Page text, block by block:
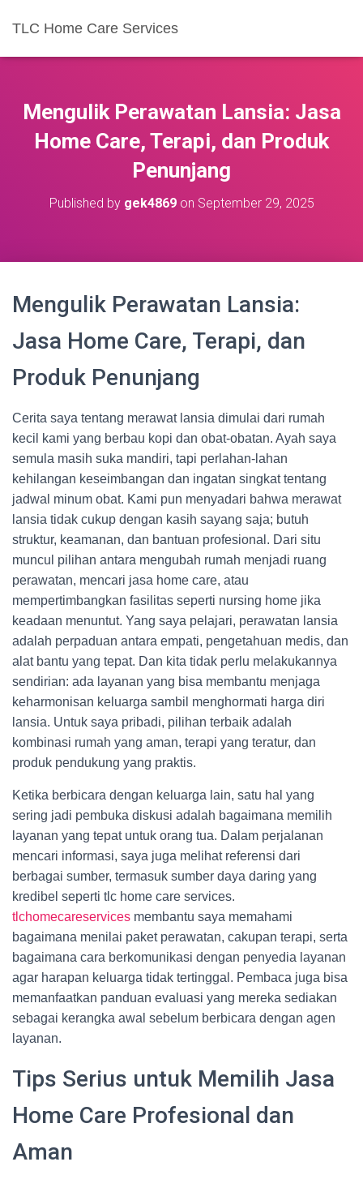
TLC Home Care Services
Mengulik Perawatan Lansia: Jasa
Home Care, Terapi, dan Produk
Penunjang
Published by gek4869on September 29, 2025
Mengulik Perawatan Lansia:
Jasa Home Care, Terapi, dan
Produk Penunjang
Cerita saya tentang merawat lansia dimulai dari rumah
kecil kami yang berbau kopi dan obat-obatan. Ayah saya
semula masih suka mandiri, tapi perlahan-lahan
kehilangan keseimbangan dan ingatan singkat tentang
jadwal minum obat. Kami pun menyadari bahwa merawat
lansia tidak cukup dengan kasih sayang saja; butuh
struktur, keamanan, dan bantuan profesional. Dari situ
muncul pilihan antara mengubah rumah menjadi ruang
perawatan, mencari jasa home care, atau
mempertimbangkan fasilitas seperti nursing home jika
keadaan menuntut. Yang saya pelajari, perawatan lansia
adalah perpaduan antara empati, pengetahuan medis, dan
alat bantu yang tepat. Dan kita tidak perlu melakukannya
sendirian: ada layanan yang bisa membantu menjaga
keharmonisan keluarga sambil menghormati harga diri
lansia. Untuk saya pribadi, pilihan terbaik adalah
kombinasi rumah yang aman, terapi yang teratur, dan
produk pendukung yang praktis.
Ketika berbicara dengan keluarga lain, satu hal yang
sering jadi pembuka diskusi adalah bagaimana memilih
layanan yang tepat untuk orang tua. Dalam perjalanan
mencari informasi, saya juga melihat referensi dari
berbagai sumber, termasuk sumber daya daring yang
kredibel seperti tlc home care services.
tlchomecareservices membantu saya memahami
bagaimana menilai paket perawatan, cakupan terapi, serta
bagaimana cara berkomunikasi dengan penyedia layanan
agar harapan keluarga tidak tertinggal. Pembaca juga bisa
memanfaatkan panduan evaluasi yang mereka sediakan
sebagai kerangka awal sebelum berbicara dengan agen
layanan.
Tips Serius untuk Memilih Jasa
Home Care Profesional dan
Aman